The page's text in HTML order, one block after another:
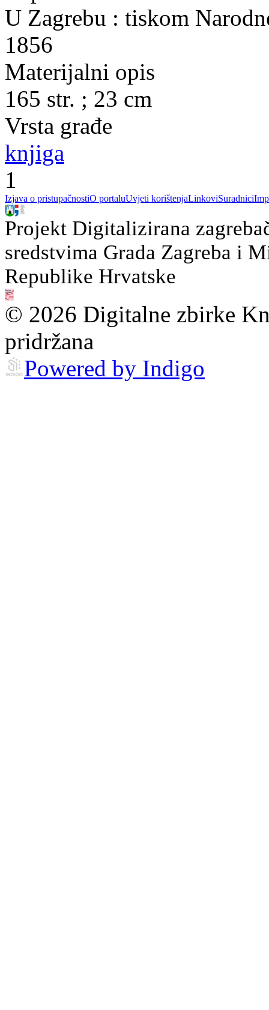
U Zagrebu : tiskom
1856
Materijalni opis
165 str. ; 23 cm
Vrsta građe
knjiga
1
Izjava o pristupačnostiO portaluUvjeti korištenjaLinkoviSuradnici
Projekt Digitalizirana
sredstvima Grada Zagreba i
Republike Hrvatske
© 2026 Digitalne zbirke
pridržana
Powered by Indigo